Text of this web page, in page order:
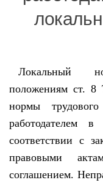
Локальный
положениям ст.
нормы
работодателем
соответствии с
правовыми
соглашением.